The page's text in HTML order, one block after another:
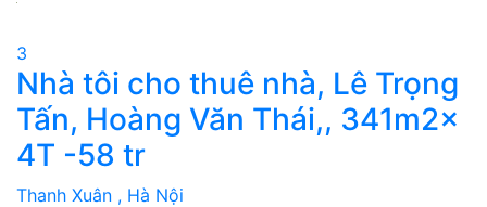
3
Nhà tôi cho thuê nhà, Lê Trọng
Tấn, Hoàng Văn Thái,, 341m2x
4T -58 tr
Thanh Xuân , Hà Nội